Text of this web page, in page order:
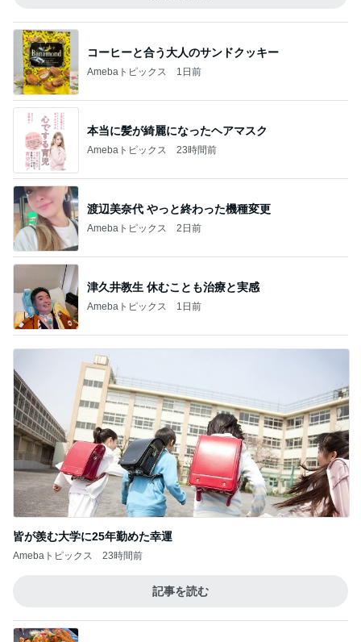
コーヒーと合う大人のサンドクッキー
Amebaトピックス 1日前
本当に髪が綺麗になったヘアマスク
Amebaトピックス 23時間前
渡辺美奈代 やっと終わった機種変更
Amebaトピックス 2日前
津久井教生 休むことも治療と実感
Amebaトピックス 1日前
皆が羨む大学に25年勤めた幸運
Amebaトピックス 23時間前
記事を読む